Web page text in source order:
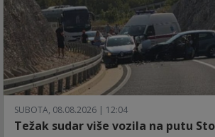
SUBOTA, 08.08.2026 | 12:04
Težak sudar više vozila na putu